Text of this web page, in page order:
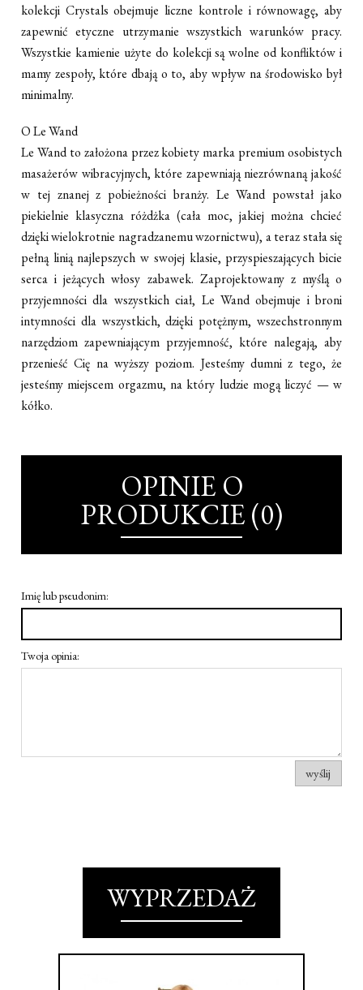
kolekcji Crystals obejmuje liczne kontrole i równowagę, aby
zapewnić etyczne utrzymanie wszystkich warunków pracy.
Wszystkie kamienie użyte do kolekcji są wolne od konfliktów i
mamy zespoły, które dbają o to, aby wpływ na środowisko był
minimalny.
O Le Wand
Le Wand to założona przez kobiety marka premium osobistych
masażerów wibracyjnych, które zapewniają niezrównaną jakość
w tej znanej z pobieżności branży. Le Wand powstał jako
piekielnie klasyczna różdżka (cała moc, jakiej można chcieć
dzięki wielokrotnie nagradzanemu wzornictwu), a teraz stała się
pełną linią najlepszych w swojej klasie, przyspieszających bicie
serca i jeżących włosy zabawek. Zaprojektowany z myślą o
przyjemności dla wszystkich ciał, Le Wand obejmuje i broni
intymności dla wszystkich, dzięki potężnym, wszechstronnym
narzędziom zapewniającym przyjemność, które nalegają, aby
przenieść Cię na wyższy poziom. Jesteśmy dumni z tego, że
jesteśmy miejscem orgazmu, na który ludzie mogą liczyć — w
kółko.
OPINIE O
PRODUKCIE (0)
Imię lub pseudonim:
Twoja opinia:
wyślij
WYPRZEDAŻ